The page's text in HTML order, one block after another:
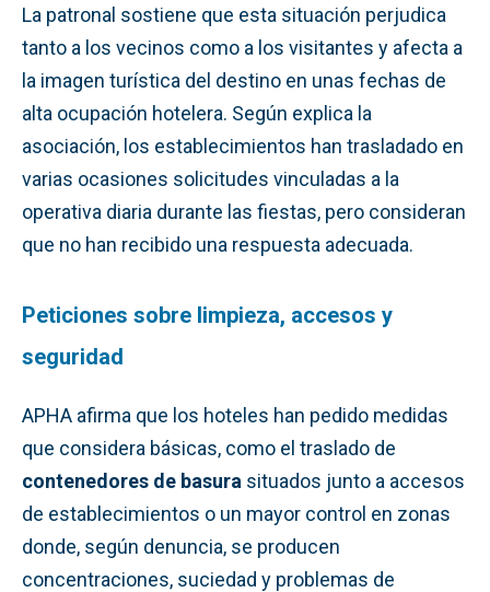
La patronal sostiene que esta situación perjudica
tanto a los vecinos como a los visitantes y afecta a
la imagen turística del destino en unas fechas de
alta ocupación hotelera. Según explica la
asociación, los establecimientos han trasladado en
varias ocasiones solicitudes vinculadas a la
operativa diaria durante las fiestas, pero consideran
que no han recibido una respuesta adecuada.
Peticiones sobre limpieza, accesos y
seguridad
APHA afirma que los hoteles han pedido medidas
que considera básicas, como el traslado de
contenedores de basura situados junto a accesos
de establecimientos o un mayor control en zonas
donde, según denuncia, se producen
concentraciones, suciedad y problemas de